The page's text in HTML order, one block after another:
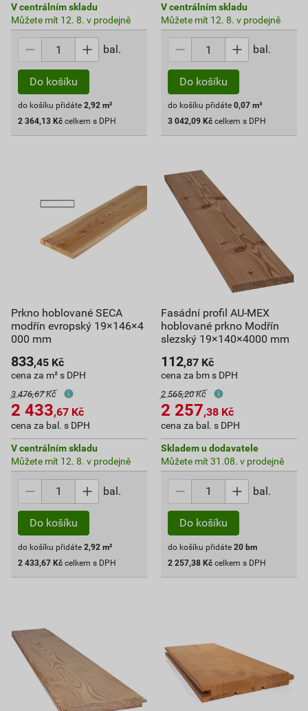
V centrálním skladu
Můžete mít 12. 8. v prodejně
bal.
Do košíku
do košíku přidáte 2,92 m²
2 364,13 Kč celkem s DPH
V centrálním skladu
Můžete mít 12. 8. v prodejně
bal.
Do košíku
do košíku přidáte 0,07 m³
3 042,09 Kč celkem s DPH
Prkno hoblované SECA
modřín evropský 19×146×4
000 mm
833,45 Kč
cena za m² s DPH
3 476,67 Kč
2 433,67 Kč
cena za bal. s DPH
V centrálním skladu
Můžete mít 12. 8. v prodejně
bal.
Do košíku
do košíku přidáte 2,92 m²
2 433,67 Kč celkem s DPH
Fasádní profil AU-MEX
hoblované prkno Modřín
slezský 19×140×4000 mm
112,87 Kč
cena za bm s DPH
2 565,20 Kč
2 257,38 Kč
cena za bal. s DPH
Skladem u dodavatele
Můžete mít 31.08. v prodejně
bal.
Do košíku
do košíku přidáte 20 bm
2 257,38 Kč celkem s DPH